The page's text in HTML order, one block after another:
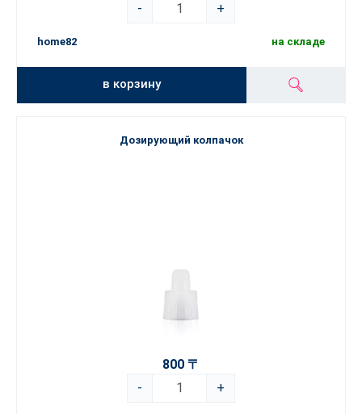
-
+
home82 на складе
в корзину
Дозирующий колпачок
800 〒
-
+